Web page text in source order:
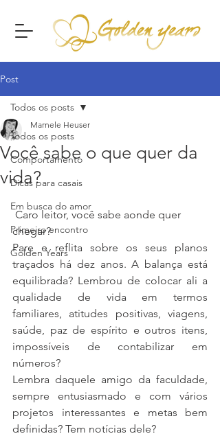
Post
Todos os posts
Comportamento
Dicas para casais
Em busca do amor
Primeiro encontro
Golden Years
Todos os posts
Você sabe o que quer da
vida?
Marnele Heuser
chegar?
Pare e reflita sobre os seus planos
traçados há dez anos. A balança está
equilibrada? Lembrou de colocar ali a
qualidade de vida em termos
familiares, atitudes positivas, viagens,
saúde, paz de espírito e outros itens,
impossíveis de contabilizar em
números?
Lembra daquele amigo da faculdade,
sempre entusiasmado e com vários
projetos interessantes e metas bem
definidas? Tem notícias dele?